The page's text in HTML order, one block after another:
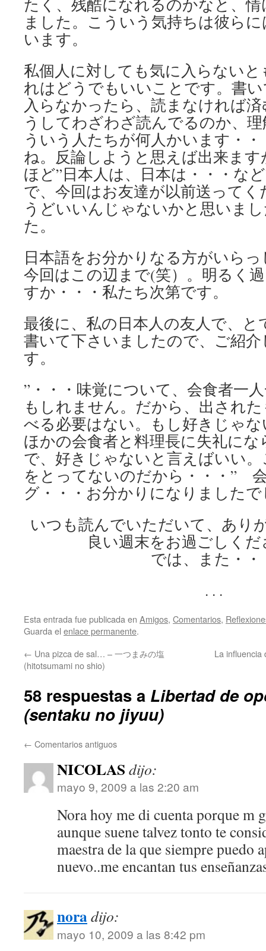
たく、残酷になれるのかなと、
ました。こういう気持ちは彼ら
います。
私個人に対しても気に入らない
れはどうでもいいことです。書
入らなかったら、読まなければ
うしてわざわざ読んでるのか、
ういう人たちが何人かいます・
ね。反論しようと思えば出来ま
ほど”日本人は、日本は・・・な
で、今回はお友達が以前送って
うどいいんじゃないかと思いま
た。
日本語をお分かりなる方がいら
今回はこの辺まで(笑）。明るく
すか・・・私たち次第です。
最後に、私の日本人の友人で、
書いて下さいましたので、ご紹
す。
”・・・味覚について、会食者一
もしれません。だから、出され
べる必要はない。もし好きじゃ
ほかの会食者と料理長に失礼に
で、好きじゃないと言えばいい
をとってないのだから・・・”
グ・・・お分かりになりました
いつも読んでいただいて、あり
良い週末をお過ごしく
では、また・・
. . .
Esta entrada fue publicada en Amigos, Comentarios,
Guarda el enlace permanente.
← Una pizca de sal… – 一つまみの塩
(hitotsumami no shio)
La influencia
58 respuestas a Libertad de
(sentaku no jiyuu)
← Comentarios antiguos
NICOLAS dijo:
mayo 9, 2009 a las 2:20 am
Nora hoy me di cuenta porque
aunque suene talvez tonto te
maestra de la que siempre puedo
nuevo..me encantan tus
noradijo:
mayo 10, 2009 a las 8:42 pm